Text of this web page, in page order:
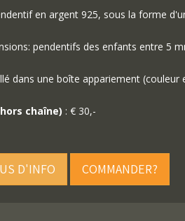
en argent 925, sous la forme
pendentifs des enfants entre 5
dans une boîte appariement
chaîne) : € 30,-
D'INFO COMMANDER?